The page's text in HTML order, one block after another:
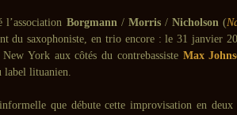
l’association Borgmann/ Morris/Nicholson (
du saxophoniste, en trio encore : le 31 janvier
York aux côtés du contrebassiste Max
label lituanien.
que débute cette improvisation en